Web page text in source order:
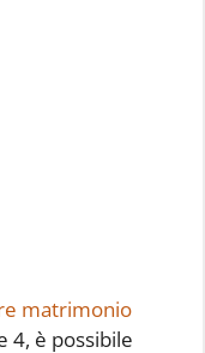
matrimonio
4, è possibile